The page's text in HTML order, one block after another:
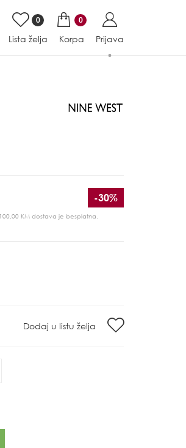
0
Lista želja
0
Korpa Prijava
-30%
KM dostava je besplatna.
Dodaj u listu želja